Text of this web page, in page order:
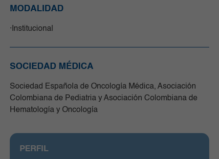
MODALIDAD
Institucional
SOCIEDAD MÉDICA
Sociedad Española de Oncología Médica, Asociación
Colombiana de Pediatria y Asociación Colombiana de
Hematología y Oncología
PERFIL